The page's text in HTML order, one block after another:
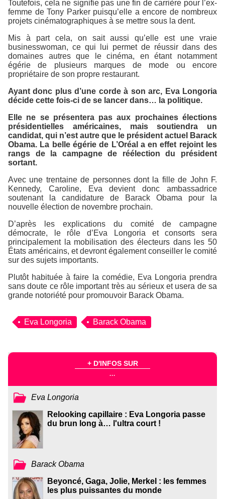
Toutefois, cela ne signifie pas une fin de carrière pour l’ex-
femme de Tony Parker puisqu’elle a encore de nombreux
projets cinématographiques à se mettre sous la dent.
Mis à part cela, on sait aussi qu’elle est une vraie
businesswoman, ce qui lui permet de réussir dans des
domaines autres que le cinéma, en étant notamment
égérie de plusieurs marques de mode ou encore
propriétaire de son propre restaurant.
Ayant donc plus d’une corde à son arc, Eva Longoria
décide cette fois-ci de se lancer dans… la politique.
Elle ne se présentera pas aux prochaines élections
présidentielles américaines, mais soutiendra un
candidat, qui n’est autre que le président actuel Barack
Obama. La belle égérie de L’Oréal a en effet rejoint les
rangs de la campagne de réélection du président
sortant.
Avec une trentaine de personnes dont la fille de John F.
Kennedy, Caroline, Eva devient donc ambassadrice
soutenant la candidature de Barack Obama pour la
nouvelle élection de novembre prochain.
D’après les explications du comité de campagne
démocrate, le rôle d’Eva Longoria et consorts sera
principalement la mobilisation des électeurs dans les 50
États américains, et devront également conseiller le comité
sur des sujets importants.
Plutôt habituée à faire la comédie, Eva Longoria prendra
sans doute ce rôle important très au sérieux et usera de sa
grande notoriété pour promouvoir Barack Obama.
Eva Longoria Barack Obama
+ D'INFOS SUR
...
Eva Longoria
Relooking capillaire : Eva Longoria passe
du brun long à… l'ultra court !
Barack Obama
Beyoncé, Gaga, Jolie, Merkel : les femmes
les plus puissantes du monde